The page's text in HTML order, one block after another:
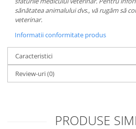
sănătatea animalului dvs., vă rugăm să
veterinar.
Informatii conformitate produs
Caracteristici
Review-uri(0)
PRODUSE